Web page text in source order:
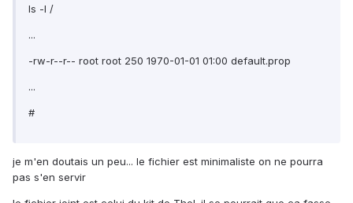
ls -l /
...
-rw-r--r-- root root 250 1970-01-01 01:00 default.prop
...
#
je m'en doutais un peu... le fichier est minimaliste on ne pourra
pas s'en servir